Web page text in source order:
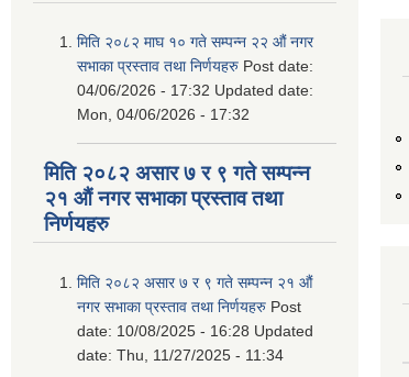
मिति २०८२ माघ १० गते सम्पन्न २२ औं नगर
सभाका प्रस्ताव तथा निर्णयहरु Post date:
04/06/2026 - 17:32 Updated date:
Mon, 04/06/2026 - 17:32
मिति २०८२ असार ७ र ९ गते सम्पन्न
२१ औं नगर सभाका प्रस्ताव तथा
निर्णयहरु
मिति २०८२ असार ७ र ९ गते सम्पन्न २१ औं
नगर सभाका प्रस्ताव तथा निर्णयहरु Post
date: 10/08/2025 - 16:28 Updated
date: Thu, 11/27/2025 - 11:34